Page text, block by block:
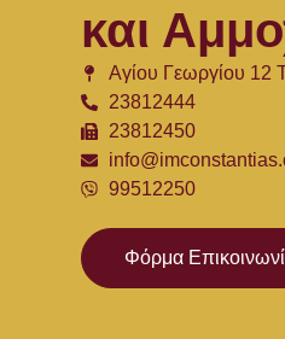
και
Αγίου Γεωργίου 12
23812444
23812450
99512250
Φόρμα